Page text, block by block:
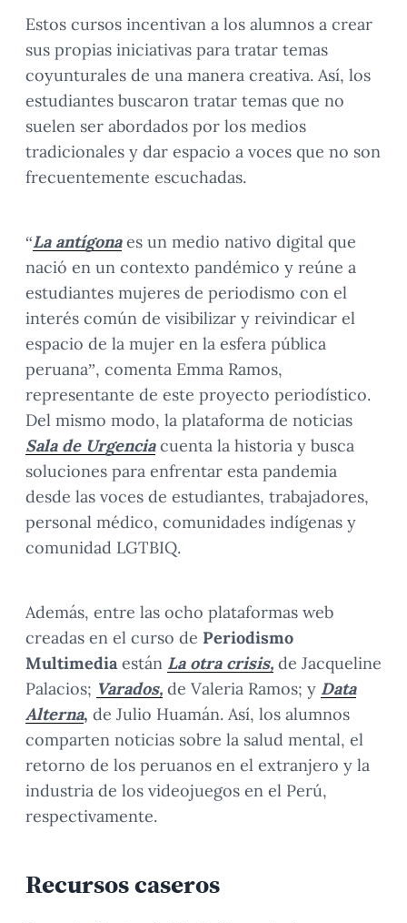
Estos cursos incentivan a los alumnos a crear
sus propias iniciativas para tratar temas
coyunturales de una manera creativa. Así, los
estudiantes buscaron tratar temas que no
suelen ser abordados por los medios
tradicionales y dar espacio a voces que no son
frecuentemente escuchadas.
“La antígonaes un medio nativo digital que
nació en un contexto pandémico y reúne a
estudiantes mujeres de periodismo con el
interés común de visibilizar y reivindicar el
espacio de la mujer en la esfera pública
peruana”, comenta Emma Ramos,
representante de este proyecto periodístico.
Del mismo modo, la plataforma de noticias
Sala de Urgenciacuenta la historia y busca
soluciones para enfrentar esta pandemia
desde las voces de estudiantes, trabajadores,
personal médico, comunidades indígenas y
comunidad LGTBIQ.
Además, entre las ocho plataformas web
creadas en el curso de Periodismo
Multimediaestán La otra crisis, de Jacqueline
Palacios; Varados, de Valeria Ramos; y Data
Alterna, de Julio Huamán. Así, los alumnos
comparten noticias sobre la salud mental, el
retorno de los peruanos en el extranjero y la
industria de los videojuegos en el Perú,
respectivamente.
Recursos caseros